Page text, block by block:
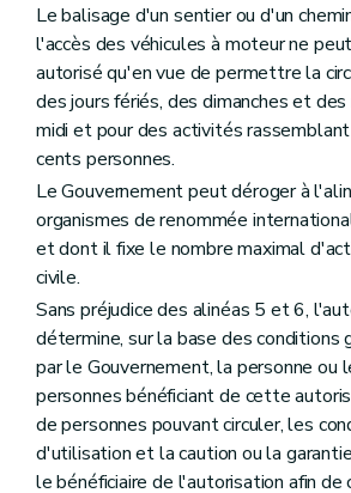
Le balisage d'un sentier ou d'un
l'accès des véhicules à moteur ne
autorisé qu'en vue de permettre la
des jours fériés, des dimanches et
midi et pour des activités
cents personnes.
Le Gouvernement peut déroger à
organismes de renommée
et dont il fixe le nombre maximal
civile.
Sans préjudice des alinéas 5 et 6,
détermine, sur la base des conditions
par le Gouvernement, la personne ou
personnes bénéficiant de cette
de personnes pouvant circuler, les
d'utilisation et la caution ou la
le bénéficiaire de l'autorisation afin de